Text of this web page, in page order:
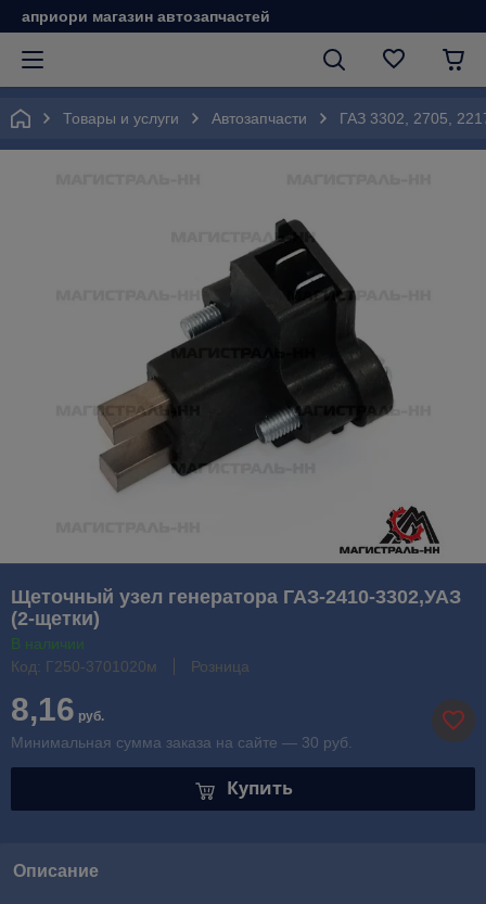
априори магазин автозапчастей
Товары и услуги Автозапчасти ГАЗ 3302, 2705,
Щеточный узел генератора ГАЗ-2410-3302,УАЗ
(2-щетки)
В наличии
Код: Г250-3701020м
Розница
8,16 руб.
Минимальная сумма заказа на сайте — 30 руб.
Купить
Описание